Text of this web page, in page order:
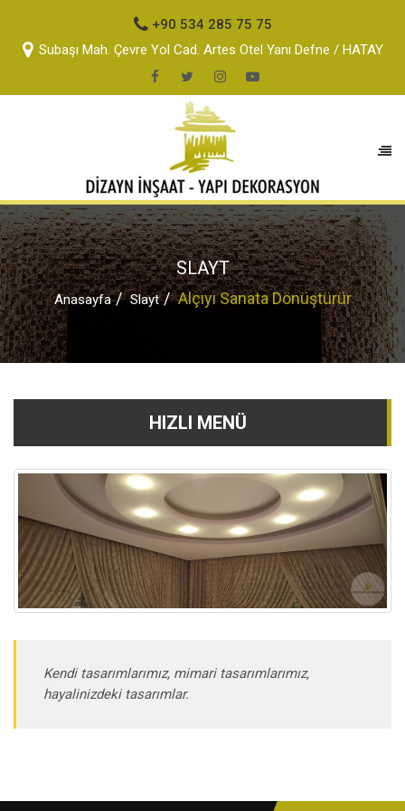
+90 534 285 75 75
Subaşı Mah. Çevre Yol Cad. Artes Otel Yanı Defne / HATAY
SLAYT
Anasayfa Slayt Alçıyı Sanata Dönüştürür
HIZLI MENÜ
Kendi tasarımlarımız, mimari tasarımlarımız,
hayalinizdeki tasarımlar.